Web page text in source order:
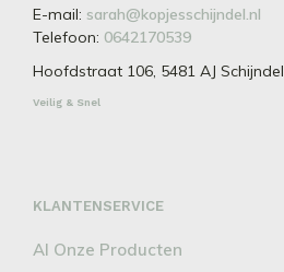
E-mail: sarah@kopjesschijndel.nl
Telefoon: 0642170539
Hoofdstraat 106, 5481 AJ Schijndel
Veilig & Snel
KLANTENSERVICE
Al Onze Producten